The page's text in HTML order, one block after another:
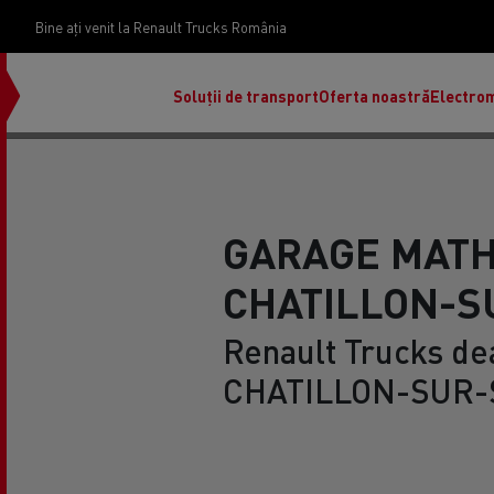
Bine ați venit la Renault Trucks România
Soluții de transportOferta noastră
GARAGE
CHATILLON-
Renault Trucks
CHATILLON-